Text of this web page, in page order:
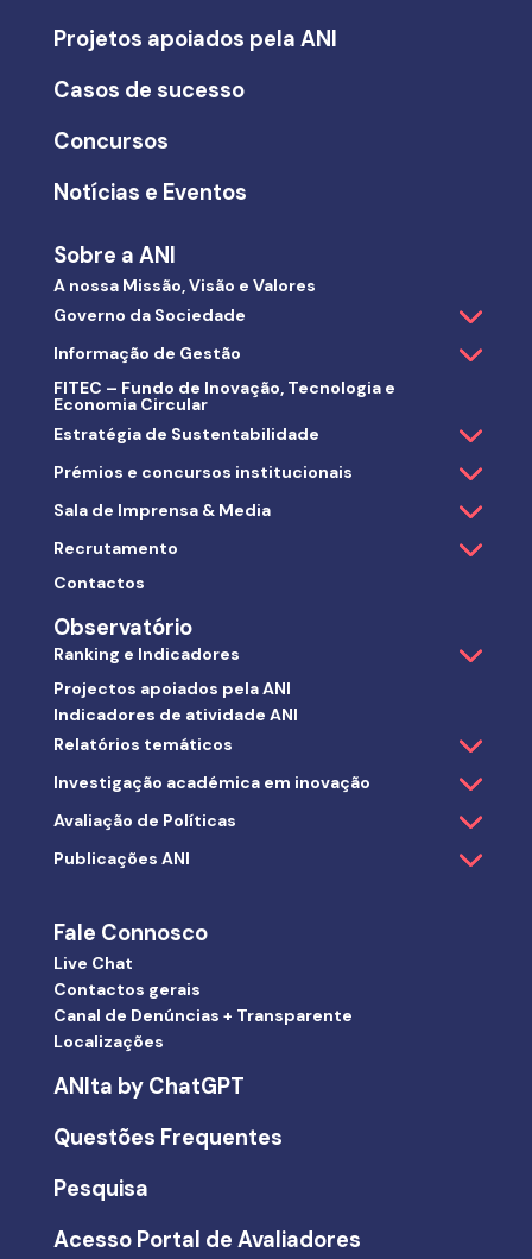
Projetos apoiados pela ANI
Casos de sucesso
Concursos
Notícias e Eventos
Sobre a ANI
A nossa Missão, Visão e Valores
Governo da Sociedade
Informação de Gestão
FITEC – Fundo de Inovação, Tecnologia e
Economia Circular
Estratégia de Sustentabilidade
Prémios e concursos institucionais
Sala de Imprensa & Media
Recrutamento
Contactos
Observatório
Ranking e Indicadores
Projectos apoiados pela ANI
Indicadores de atividade ANI
Relatórios temáticos
Investigação académica em inovação
Avaliação de Políticas
Publicações ANI
Fale Connosco
Live Chat
Contactos gerais
Canal de Denúncias + Transparente
Localizações
ANIta by ChatGPT
Questões Frequentes
Pesquisa
Acesso Portal de Avaliadores